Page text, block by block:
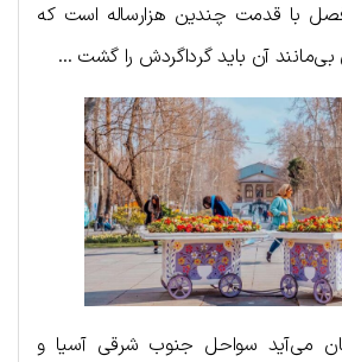
با قدمت چندین هزارساله است که
آن باید گرداگردش را گشت …
می‌آید سواحل جنوب شرقی آسیا و